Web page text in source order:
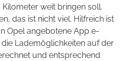
Kilometer weit bringen soll.
das ist nicht viel. Hilfreich ist
Opel angebotene App e-
die Lademöglichkeiten auf der
und entsprechend